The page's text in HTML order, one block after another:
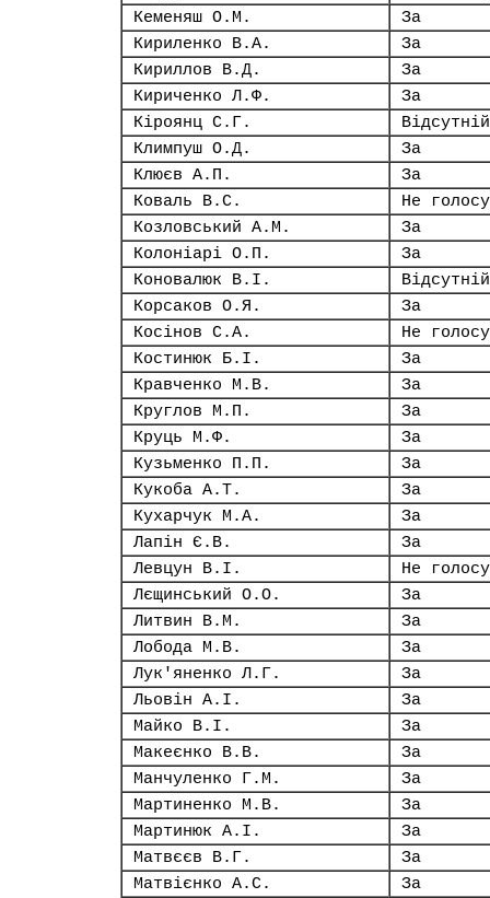
Кеменяш О.М.
За
Кириленко В.А.
За
Кириллов В.Д.
За
Кириченко Л.Ф.
За
Кіроянц С.Г.
Відсутній
Климпуш О.Д.
За
Клюєв А.П.
За
Коваль В.С.
Не
Козловський А.М.
За
Колоніарі О.П.
За
Коновалюк В.І.
Відсутній
Корсаков О.Я.
За
Косінов С.А.
Не
Костинюк Б.І.
За
Кравченко М.В.
За
Круглов М.П.
За
Круць М.Ф.
За
Кузьменко П.П.
За
Кукоба А.Т.
За
Кухарчук М.А.
За
Лапін Є.В.
За
Левцун В.І.
Не
Лєщинський О.О.
За
Литвин В.М.
За
Лобода М.В.
За
Лук'яненко Л.Г.
За
Льовін А.І.
За
Майко В.І.
За
Макеєнко В.В.
За
Манчуленко Г.М.
За
Мартиненко М.В.
За
Мартинюк А.І.
За
Матвєєв В.Г.
За
Матвієнко А.С.
За